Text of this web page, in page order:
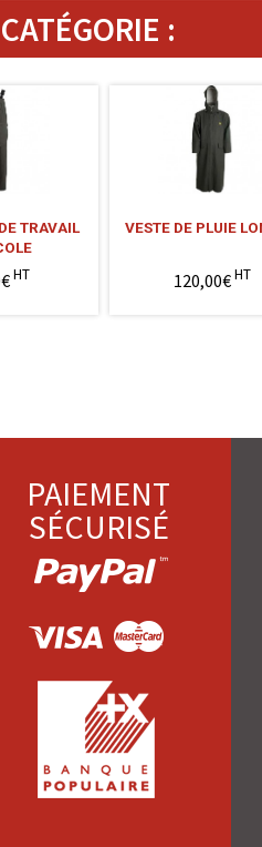
:
TRAVAIL
HT
VESTE DE PLUIE
120,00€HT
PAIEMENT
SÉCURISÉ